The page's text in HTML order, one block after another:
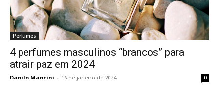
Perfumes
4 perfumes masculinos “brancos” para
atrair paz em 2024
Danilo Mancini - 16 de janeiro de 2024 0